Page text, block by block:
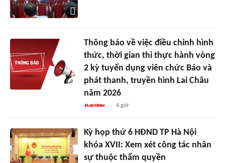
Thông báo về việc điều chỉnh hình
thức, thời gian thi thực hành vòng
2 kỳ tuyển dụng viên chức Báo và
phát thanh, truyền hình Lai Châu
năm 2026
4 giờ
Kỳ họp thứ 6 HĐND TP Hà Nội
khóa XVII: Xem xét công tác nhân
sự thuộc thẩm quyền